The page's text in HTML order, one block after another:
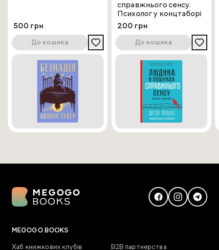
500 грн
До кошика
справжнього сенсу.
Психолог у концтаборі
200 грн
До кошика
MEGOGO BOOKS
Хаб книжкових клубів
В2В партнерства